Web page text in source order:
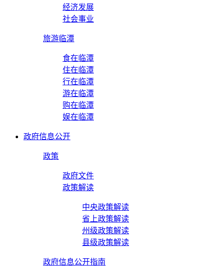
经济发展
社会事业
旅游临潭
食在临潭
住在临潭
行在临潭
游在临潭
购在临潭
娱在临潭
政府信息公开
政策
政府文件
政策解读
中央政策解读
省上政策解读
州级政策解读
县级政策解读
政府信息公开指南